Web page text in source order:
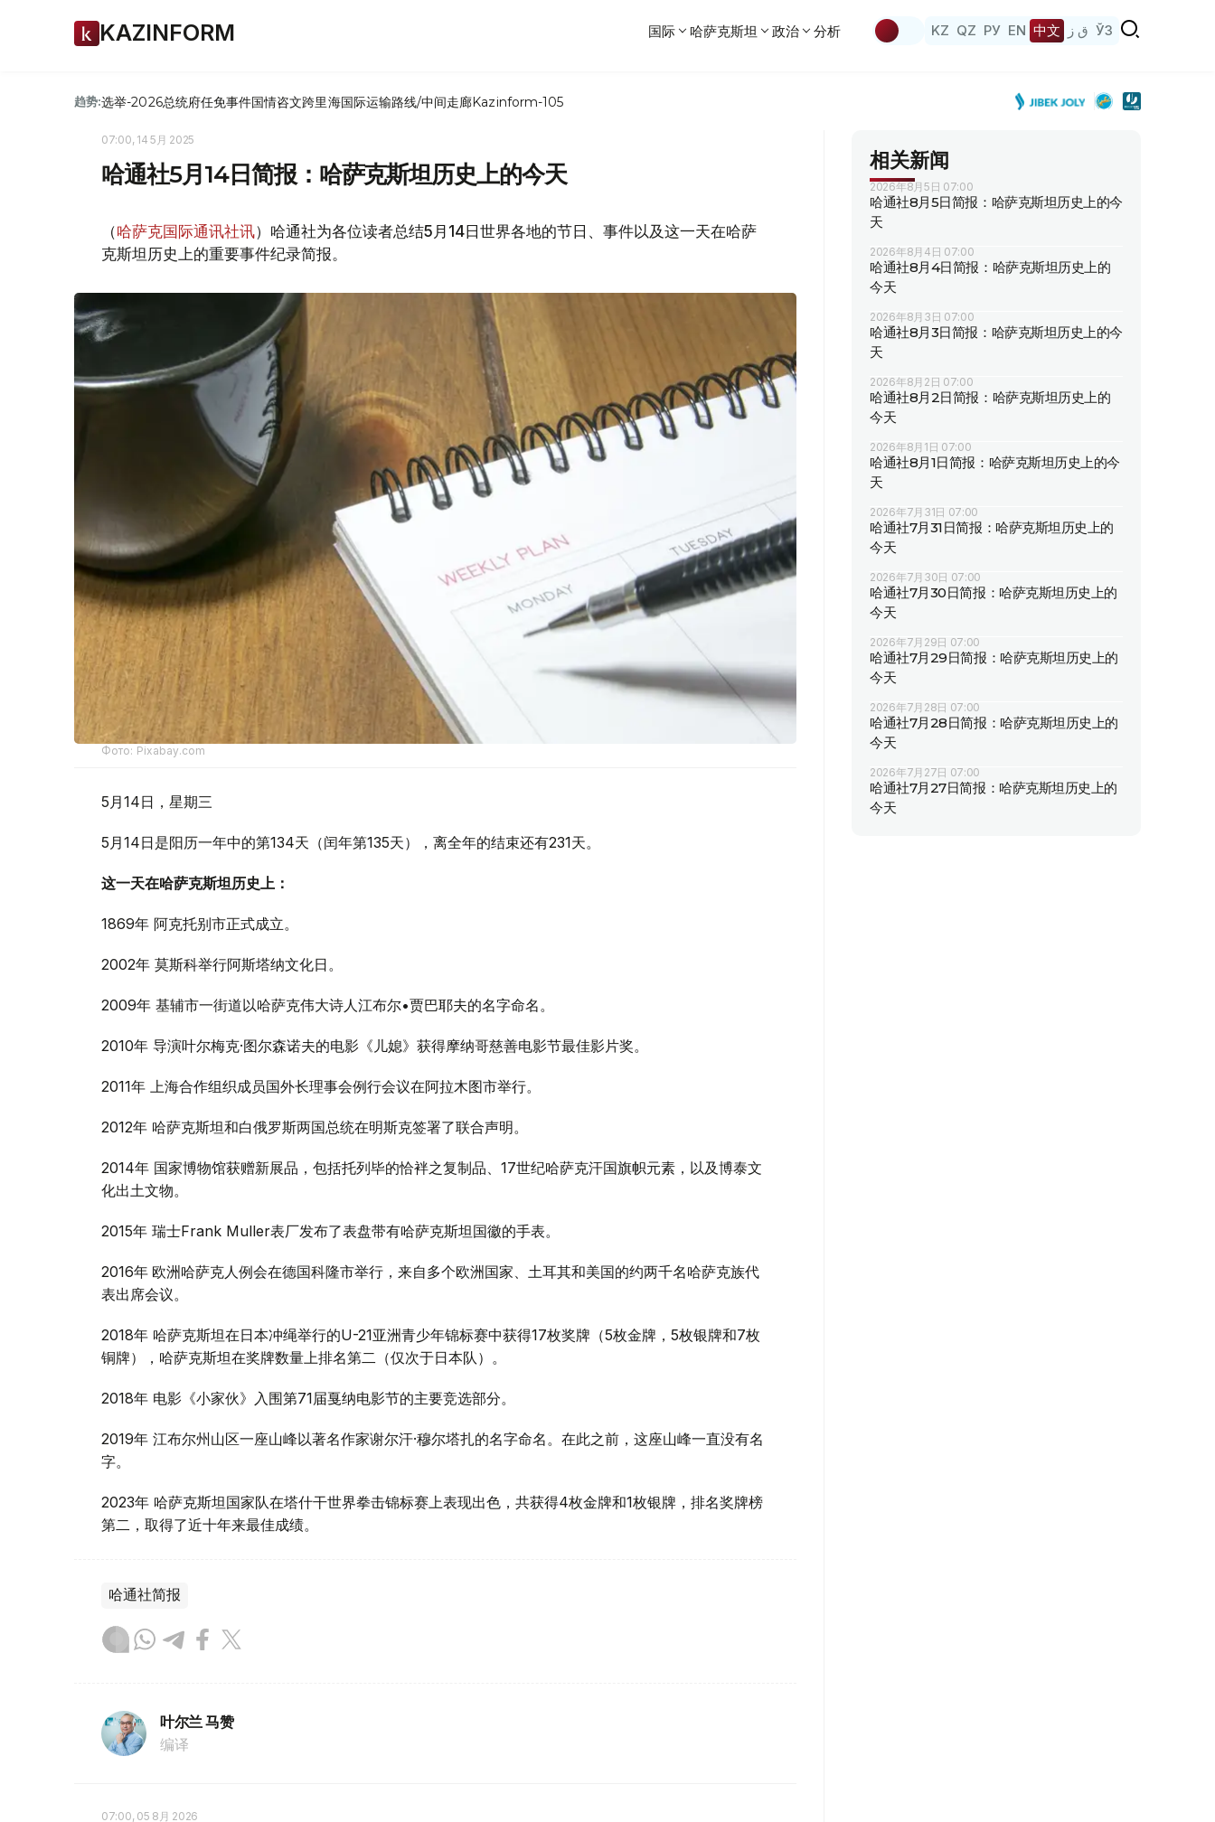
KAZINFORM 国际 哈萨克斯坦 政治 分析 KZ QZ РУ EN 中文 ق ز ЎЗ
趋势:选举-2026总统府任免事件国情咨文跨里海国际运输路线/中间走廊Kazinform-105
07:00, 14 5月 2025
哈通社5月14日简报：哈萨克斯坦历史上的今天
（哈萨克国际通讯社讯）哈通社为各位读者总结5月14日世界各地的节日、事件以及这一天在哈萨
克斯坦历史上的重要事件纪录简报。
Фото: Pixabay.com
5月14日，星期三
5月14日是阳历一年中的第134天（闰年第135天），离全年的结束还有231天。
这一天在哈萨克斯坦历史上：
1869年 阿克托别市正式成立。
2002年 莫斯科举行阿斯塔纳文化日。
2009年 基辅市一街道以哈萨克伟大诗人江布尔•贾巴耶夫的名字命名。
2010年 导演叶尔梅克·图尔森诺夫的电影《儿媳》获得摩纳哥慈善电影节最佳影片奖。
2011年 上海合作组织成员国外长理事会例行会议在阿拉木图市举行。
2012年 哈萨克斯坦和白俄罗斯两国总统在明斯克签署了联合声明。
2014年 国家博物馆获赠新展品，包括托列毕的恰袢之复制品、17世纪哈萨克汗国旗帜元素，以及博泰文
化出土文物。
2015年 瑞士Frank Muller表厂发布了表盘带有哈萨克斯坦国徽的手表。
2016年 欧洲哈萨克人例会在德国科隆市举行，来自多个欧洲国家、土耳其和美国的约两千名哈萨克族代
表出席会议。
2018年 哈萨克斯坦在日本冲绳举行的U-21亚洲青少年锦标赛中获得17枚奖牌（5枚金牌，5枚银牌和7枚
铜牌），哈萨克斯坦在奖牌数量上排名第二（仅次于日本队）。
2018年 电影《小家伙》入围第71届戛纳电影节的主要竞选部分。
2019年 江布尔州山区一座山峰以著名作家谢尔汗·穆尔塔扎的名字命名。在此之前，这座山峰一直没有名
字。
2023年 哈萨克斯坦国家队在塔什干世界拳击锦标赛上表现出色，共获得4枚金牌和1枚银牌，排名奖牌榜
第二，取得了近十年来最佳成绩。
哈通社简报
叶尔兰 马赞
编译
07:00, 05 8月 2026
相关新闻
2026年8月5日 07:00
哈通社8月5日简报：哈萨克斯坦历史上的今
天
2026年8月4日 07:00
哈通社8月4日简报：哈萨克斯坦历史上的
今天
2026年8月3日 07:00
哈通社8月3日简报：哈萨克斯坦历史上的今
天
2026年8月2日 07:00
哈通社8月2日简报：哈萨克斯坦历史上的
今天
2026年8月1日 07:00
哈通社8月1日简报：哈萨克斯坦历史上的今
天
2026年7月31日 07:00
哈通社7月31日简报：哈萨克斯坦历史上的
今天
2026年7月30日 07:00
哈通社7月30日简报：哈萨克斯坦历史上的
今天
2026年7月29日 07:00
哈通社7月29日简报：哈萨克斯坦历史上的
今天
2026年7月28日 07:00
哈通社7月28日简报：哈萨克斯坦历史上的
今天
2026年7月27日 07:00
哈通社7月27日简报：哈萨克斯坦历史上的
今天